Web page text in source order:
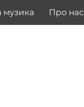
музика Про нас